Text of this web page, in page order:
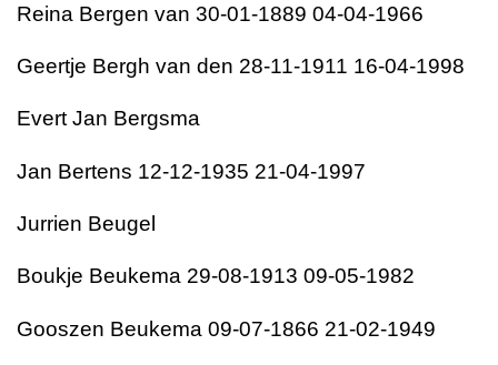
Reina Bergen van 30-01-1889 04-04-1966
Geertje Bergh van den 28-11-1911 16-04-1998
Evert Jan Bergsma
Jan Bertens 12-12-1935 21-04-1997
Jurrien Beugel
Boukje Beukema 29-08-1913 09-05-1982
Gooszen Beukema 09-07-1866 21-02-1949